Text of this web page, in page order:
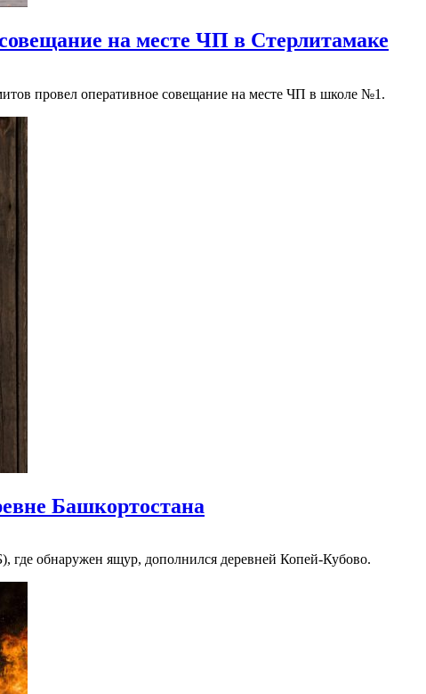
на месте ЧП в Стерлитамаке
провел оперативное совещание на месте ЧП в школе №1.
Башкортостана
где обнаружен ящур, дополнился деревней Копей-Кубово.